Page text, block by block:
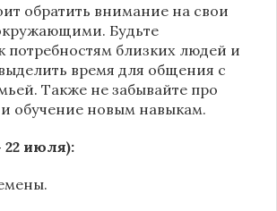
обратить внимание на свои
Будьте
потребностям близких людей и
время для общения с
Также не забывайте про
обучение новым навыкам.
22 июля):